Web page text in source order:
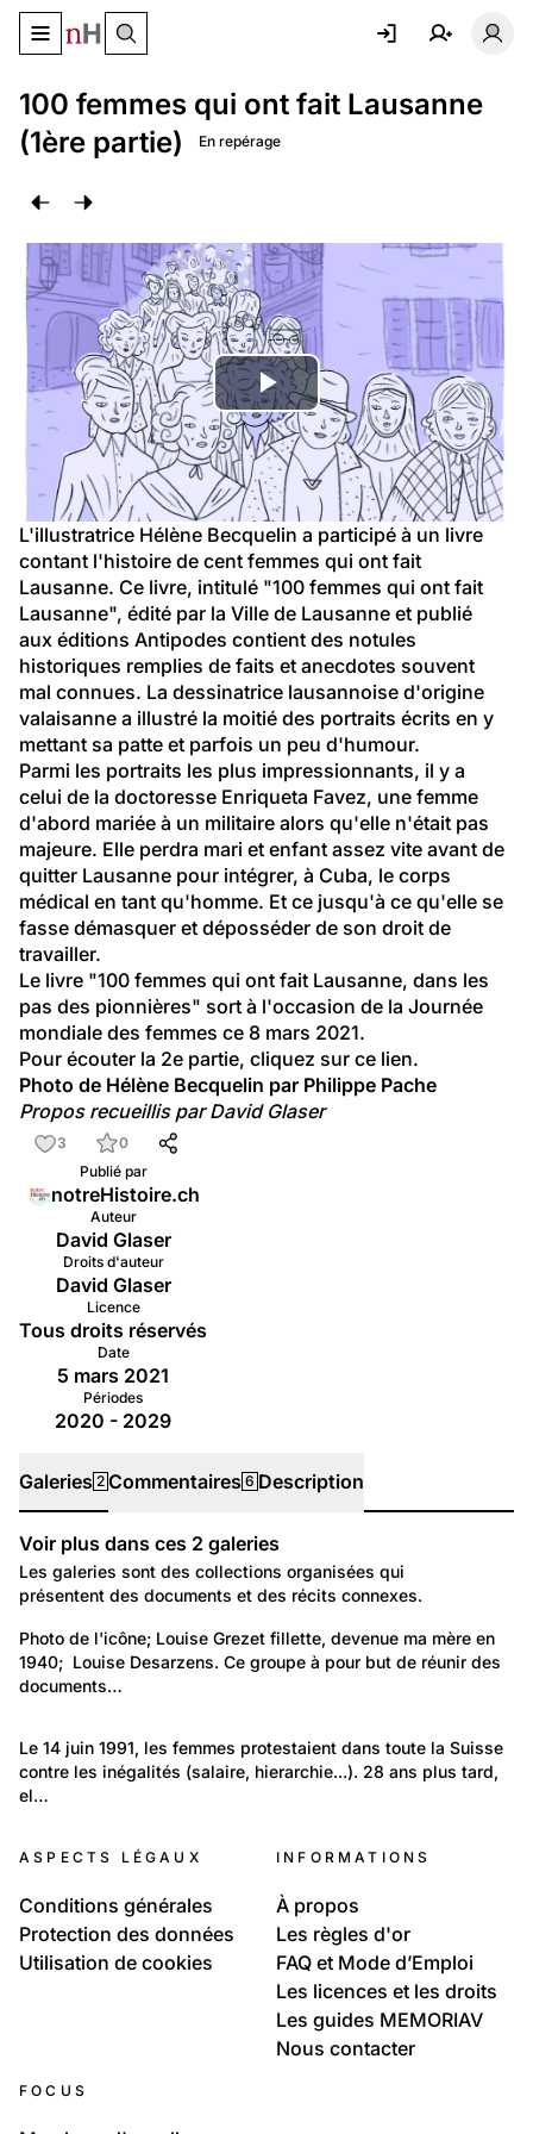
Basculer le menu de navigation
100 femmes qui ont fait Lausanne
(1ère partie)
En repérage
Lire
la
vidéo
L'illustratrice Hélène Becquelin a participé à un livre
contant l'histoire de cent femmes qui ont fait
Lausanne. Ce livre, intitulé "100 femmes qui ont fait
Lausanne", édité par la Ville de Lausanne et publié
aux éditions Antipodes contient des notules
historiques remplies de faits et anecdotes souvent
mal connues. La dessinatrice lausannoise d'origine
valaisanne a illustré la moitié des portraits écrits en y
mettant sa patte et parfois un peu d'humour.
Parmi les portraits les plus impressionnants, il y a
celui de la doctoresse Enriqueta Favez, une femme
d'abord mariée à un militaire alors qu'elle n'était pas
majeure. Elle perdra mari et enfant assez vite avant de
quitter Lausanne pour intégrer, à Cuba, le corps
médical en tant qu'homme. Et ce jusqu'à ce qu'elle se
fasse démasquer et déposséder de son droit de
travailler.
Le livre "100 femmes qui ont fait Lausanne, dans les
pas des pionnières" sort à l'occasion de la Journée
mondiale des femmes ce 8 mars 2021.
Pour écouter la 2e partie, cliquez sur ce lien.
Photo de Hélène Becquelin par Philippe Pache
Propos recueillis par David Glaser
3
0
Publié par
notreHistoire.ch
Auteur
David Glaser
Droits d'auteur
David Glaser
Licence
Tous droits réservés
Date
5 mars 2021
Périodes
2020 - 2029
Galeries 2 Commentaires 6 Description
Galeries
Voir plus dans ces 2 galeries
Les galeries sont des collections organisées qui
présentent des documents et des récits connexes.
Portraits: Figures marquantes
Destins de femmes
Photo de l'icône; Louise Grezet fillette, devenue ma mère en
1940;  Louise Desarzens. Ce groupe à pour but de réunir des
documents…
Politique et Société: Evénements
La grève des femmes de 1991, 2019, 2020 et 2021
Le 14 juin 1991, les femmes protestaient dans toute la Suisse
contre les inégalités (salaire, hierarchie...). 28 ans plus tard,
el…
ASPECTS LÉGAUX
Conditions générales
Protection des données
Utilisation de cookies
INFORMATIONS
À propos
Les règles d'or
FAQ et Mode d’Emploi
Les licences et les droits
Les guides MEMORIAV
Nous contacter
FOCUS